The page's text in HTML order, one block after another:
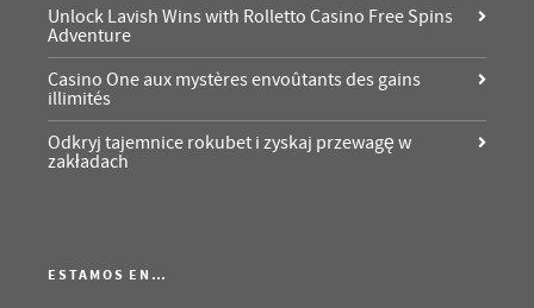
Unlock Lavish Wins with Rolletto Casino Free Spins
Adventure
Casino One aux mystères envoûtants des gains
illimités
Odkryj tajemnice rokubet i zyskaj przewagę w
zakładach
ESTAMOS EN…